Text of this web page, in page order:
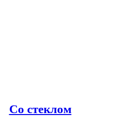
Со стеклом